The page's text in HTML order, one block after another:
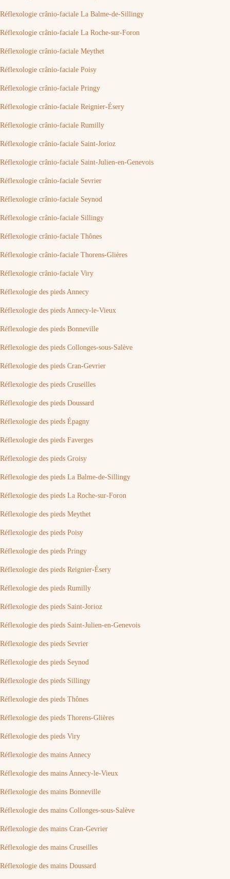
Réflexologie crânio-faciale La Balme-de-Sillingy
Réflexologie crânio-faciale La Roche-sur-Foron
Réflexologie crânio-faciale Meythet
Réflexologie crânio-faciale Poisy
Réflexologie crânio-faciale Pringy
Réflexologie crânio-faciale Reignier-Ésery
Réflexologie crânio-faciale Rumilly
Réflexologie crânio-faciale Saint-Jorioz
Réflexologie crânio-faciale Saint-Julien-en-Genevois
Réflexologie crânio-faciale Sevrier
Réflexologie crânio-faciale Seynod
Réflexologie crânio-faciale Sillingy
Réflexologie crânio-faciale Thônes
Réflexologie crânio-faciale Thorens-Glières
Réflexologie crânio-faciale Viry
Réflexologie des pieds Annecy
Réflexologie des pieds Annecy-le-Vieux
Réflexologie des pieds Bonneville
Réflexologie des pieds Collonges-sous-Salève
Réflexologie des pieds Cran-Gevrier
Réflexologie des pieds Cruseilles
Réflexologie des pieds Doussard
Réflexologie des pieds Épagny
Réflexologie des pieds Faverges
Réflexologie des pieds Groisy
Réflexologie des pieds La Balme-de-Sillingy
Réflexologie des pieds La Roche-sur-Foron
Réflexologie des pieds Meythet
Réflexologie des pieds Poisy
Réflexologie des pieds Pringy
Réflexologie des pieds Reignier-Ésery
Réflexologie des pieds Rumilly
Réflexologie des pieds Saint-Jorioz
Réflexologie des pieds Saint-Julien-en-Genevois
Réflexologie des pieds Sevrier
Réflexologie des pieds Seynod
Réflexologie des pieds Sillingy
Réflexologie des pieds Thônes
Réflexologie des pieds Thorens-Glières
Réflexologie des pieds Viry
Réflexologie des mains Annecy
Réflexologie des mains Annecy-le-Vieux
Réflexologie des mains Bonneville
Réflexologie des mains Collonges-sous-Salève
Réflexologie des mains Cran-Gevrier
Réflexologie des mains Cruseilles
Réflexologie des mains Doussard